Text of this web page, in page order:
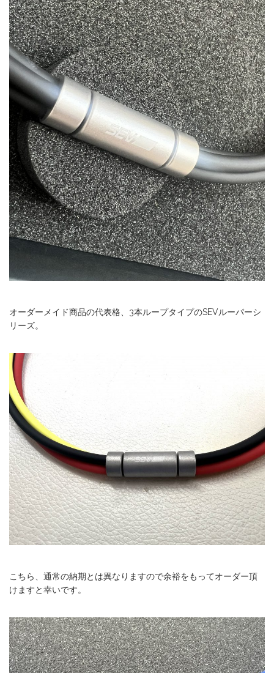
オーダーメイド商品の代表格、3本ループタイプのSEVルーパーシ
リーズ。
こちら、通常の納期とは異なりますので余裕をもってオーダー頂
けますと幸いです。